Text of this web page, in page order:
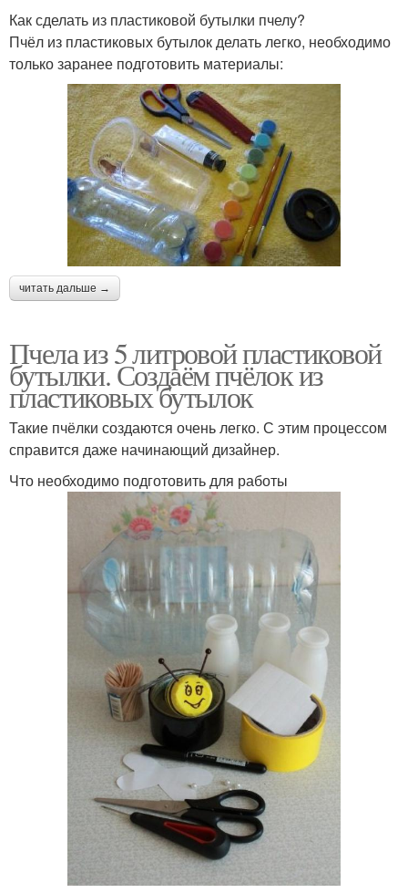
Как сделать из пластиковой бутылки пчелу?
Пчёл из пластиковых бутылок делать легко, необходимо
только заранее подготовить материалы:
читать дальше →
Пчела из 5 литровой пластиковой
бутылки. Создаём пчёлок из
пластиковых бутылок
Такие пчёлки создаются очень легко. С этим процессом
справится даже начинающий дизайнер.
Что необходимо подготовить для работы